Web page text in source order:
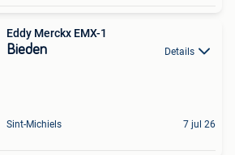
Eddy Merckx EMX-1
Bieden Details
Sint-Michiels 7 jul 26